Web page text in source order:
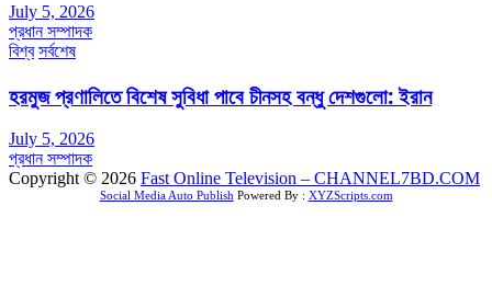
July 5, 2026
প্রধান সম্পাদক
বিশ্ব সর্বশেষ
হরমুজ প্রণালিতে বিশেষ সুবিধা পাবে চীনসহ বন্ধু দেশগুলো: ইরান
July 5, 2026
প্রধান সম্পাদক
Copyright © 2026 Fast Online Television – CHANNEL7BD.COM
Social Media Auto Publish Powered By : XYZScripts.com